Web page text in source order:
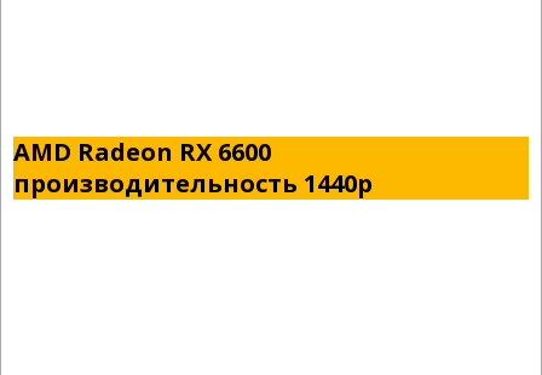
AMD Radeon RX 6600
производительность 1440p